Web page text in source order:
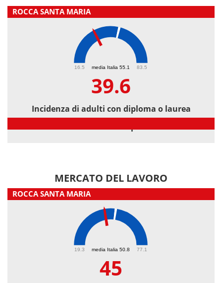
ROCCA SANTA MARIA
media Italia 55.1
16.5 83.5
39.6
Incidenza di adulti con diploma o laurea
MERCATO DEL LAVORO
ROCCA SANTA MARIA
media Italia 50.8
19.3 77.1
45